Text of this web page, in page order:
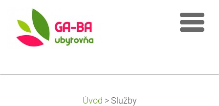
Úvod > Služby